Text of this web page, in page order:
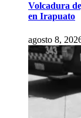
Volcadura
en Irapuato
agosto 8,